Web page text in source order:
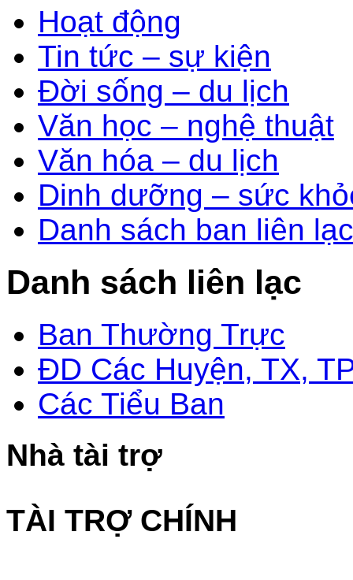
Hoạt động
Tin tức – sự kiện
Đời sống – du lịch
Văn học – nghệ thuật
Văn hóa – du lịch
Dinh dưỡng – sức
Danh sách ban liên lạc
Danh sách liên lạc
Ban Thường Trực
ĐD Các Huyện, TX,
Các Tiểu Ban
Nhà tài trợ
TÀI TRỢ CHÍNH